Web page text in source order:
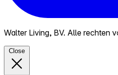
Walter Living, BV. Alle rechten
Close